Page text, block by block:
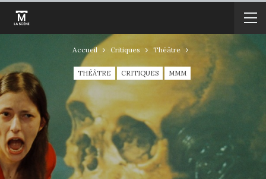
Accueil Critiques Théâtre
THÉÂTRE CRITIQUES MMM